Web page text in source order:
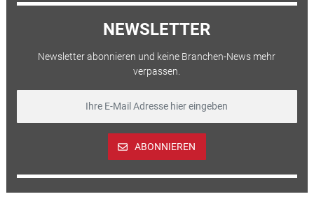
NEWSLETTER
Newsletter abonnieren und keine Branchen-News mehr
verpassen.
ABONNIEREN